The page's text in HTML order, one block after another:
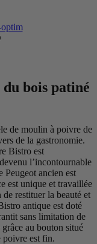
bois patiné
de moulin à poivre de
de la gastronomie.
Bistro est
l’incontournable
Peugeot ancien est
est unique et travaillée
restituer la beauté et
antique est doté
sans limitation de
au bouton situé
poivre est fin.